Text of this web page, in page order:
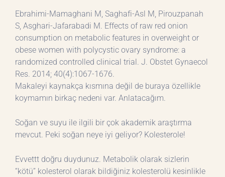
Ebrahimi-Mamaghani M, Saghafi-Asl M, Pirouzpanah
S, Asghari-Jafarabadi M. Effects of raw red onion
consumption on metabolic features in overweight or
obese women with polycystic ovary syndrome: a
randomized controlled clinical trial. J. Obstet Gynaecol
Res. 2014; 40(4):1067-1676.
Makaleyi kaynakça kısmına değil de buraya özellikle
koymamın birkaç nedeni var. Anlatacağım.
Soğan ve suyu ile ilgili bir çok akademik araştırma
mevcut. Peki soğan neye iyi geliyor? Kolesterole!
Evvettt doğru duydunuz. Metabolik olarak sizlerin
“kötü” kolesterol olarak bildiğiniz kolesterolü kesinlikle